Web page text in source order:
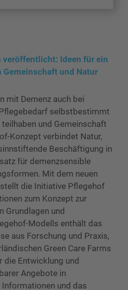
veröffentlicht: Ideen für ein
Gemeinschaft und Natur
mit Demenz auch bei
selbstbestimmt
teilhaben und Gemeinschaft
Konzept verbindet Natur,
Beschäftigung in
für demenzsensible
Mit dem neuen
die Initiative Pflegehof
zum Konzept zur
Grundlagen und
Modells enthält das
aus Forschung und Praxis,
Green Care Farms
die Entwicklung und
Angebote in
und das